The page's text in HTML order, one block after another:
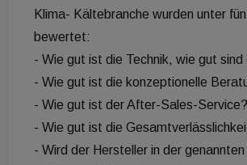
Klima- Kältebranche wurden unter
bewertet:
- Wie gut ist die Technik, wie gut
- Wie gut ist die konzeptionelle
- Wie gut ist der After-Sales-Service?
- Wie gut ist die
- Wird der Hersteller in der